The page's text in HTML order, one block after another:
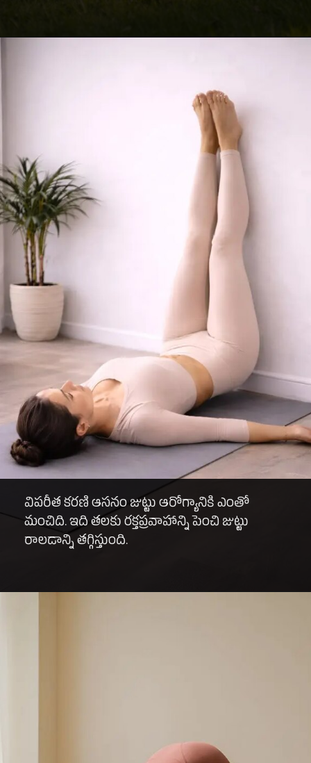
విపరీత కరణి ఆసనం జుట్టు ఆరోగ్యానికి ఎంతో
మంచిది. ఇది తలకు రక్తప్రవాహాన్ని పెంచి జుట్టు
రాలడాన్ని తగ్గిస్తుంది.